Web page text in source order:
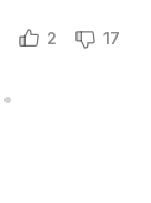
2 17